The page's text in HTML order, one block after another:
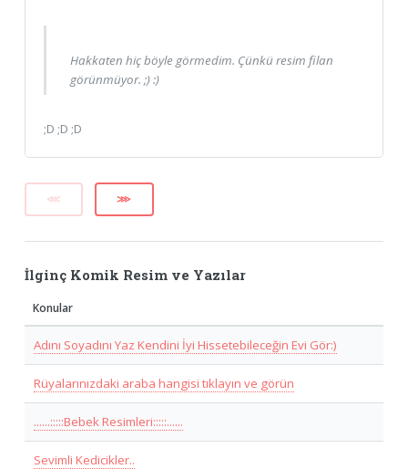
Hakkaten hiç böyle görmedim. Çünkü resim filan
görünmüyor. ;) :)
;D ;D ;D
⋘ ⋙
İlginç Komik Resim ve Yazılar
Konular
Adını Soyadını Yaz Kendini İyi Hissetebileceğin Evi Gör:)
Rüyalarınızdaki araba hangisi tıklayın ve görün
......:::::Bebek Resimleri:::::......
Sevimli Kedicikler..